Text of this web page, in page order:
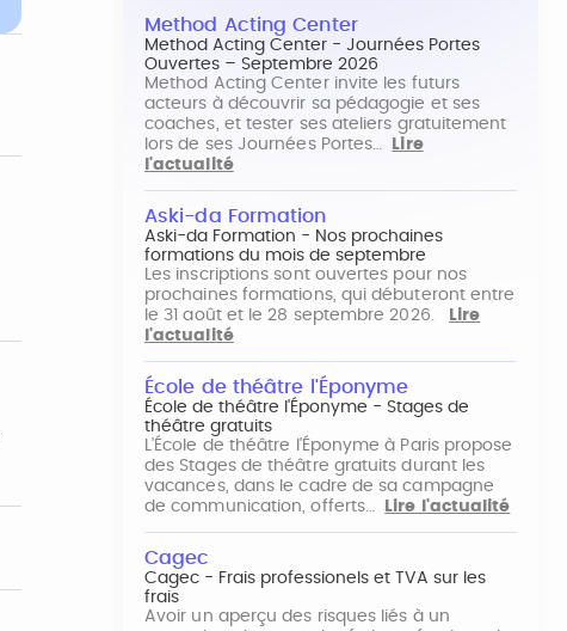
Method Acting Center
Method Acting Center - Journées Portes
Ouvertes – Septembre 2026
Method Acting Center invite les futurs
acteurs à découvrir sa pédagogie et ses
coaches, et tester ses ateliers gratuitement
lors de ses Journées Portes…
Lire
l'actualité
Aski-da Formation
Aski-da Formation - Nos prochaines
formations du mois de septembre
Les inscriptions sont ouvertes pour nos
prochaines formations, qui débuteront entre
le 31 août et le 28 septembre 2026.
Lire
l'actualité
École de théâtre l'Éponyme
École de théâtre l'Éponyme - Stages de
théâtre gratuits
L'École de théâtre l'Éponyme à Paris propose
des Stages de théâtre gratuits durant les
vacances, dans le cadre de sa campagne
de communication, offerts…
Lire l'actualité
Cagec
Cagec - Frais professionels et TVA sur les
frais
Avoir un aperçu des risques liés à un